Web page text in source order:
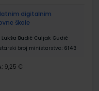
digitalnim
škole
Budić Culjak Gudić
broj ministarstva: 6143
9,25 €